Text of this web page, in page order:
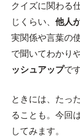
クイズに関わる
じくらい、 他人
実関係や言葉の
で聞いてわかり
ッシュアップです
ときには、たっ
ることも。今回
してみます。